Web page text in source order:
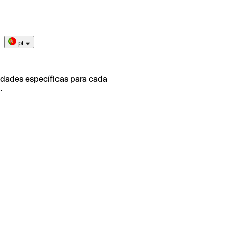
pt
específicas para cada